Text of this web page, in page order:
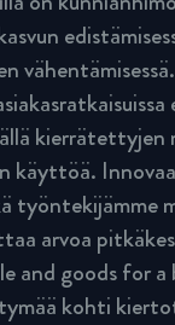
kierrätettyjen
käyttöä.
työntekijämme
arvoa
and goods for
kohti